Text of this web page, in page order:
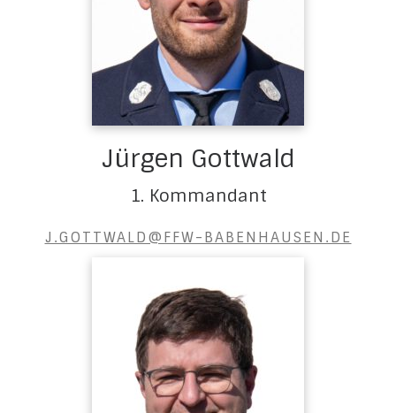
Jürgen Gottwald
1. Kommandant
J.GOTTWALD@FFW-BABENHAUSEN.DE